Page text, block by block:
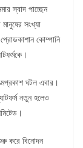
স্বাদ পাচ্ছেন
সংখ্যা
কোম্পানি
ঘটল এবার।
নতুন হলেও
করে বিনোদন